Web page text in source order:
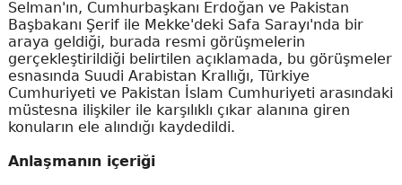
Selman'ın, Cumhurbaşkanı Erdoğan ve Pakistan
Başbakanı Şerif ile Mekke'deki Safa Sarayı'nda bir
araya geldiği, burada resmi görüşmelerin
gerçekleştirildiği belirtilen açıklamada, bu görüşmeler
esnasında Suudi Arabistan Krallığı, Türkiye
Cumhuriyeti ve Pakistan İslam Cumhuriyeti arasındaki
müstesna ilişkiler ile karşılıklı çıkar alanına giren
konuların ele alındığı kaydedildi.
Anlaşmanın içeriği